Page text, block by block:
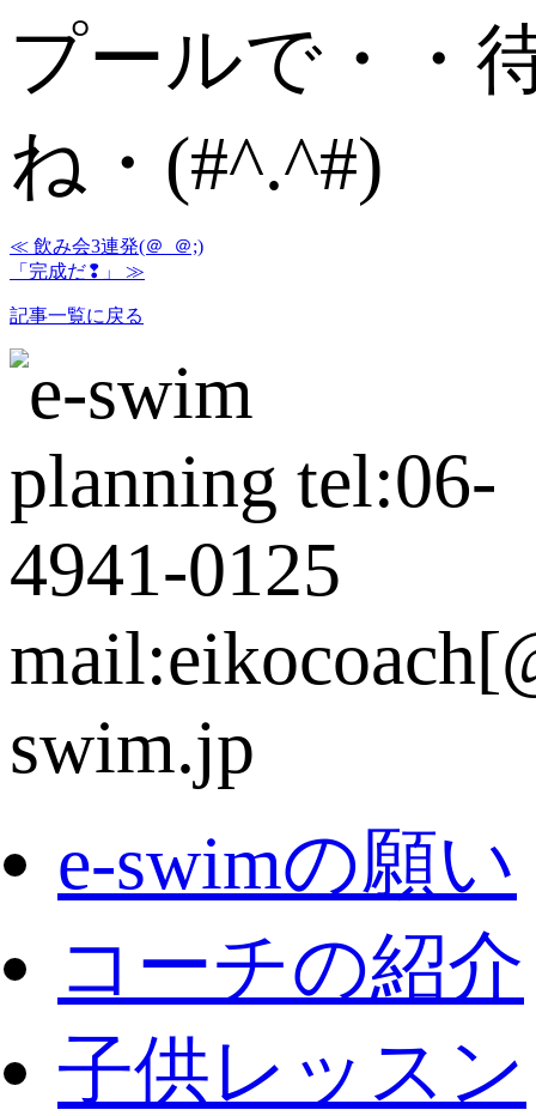
プールで・・
ね・(#^.^#)
≪ 飲み会3連発(＠_＠;)
「完成だ❢」 ≫
記事一覧に戻る
e-swimの願い
コーチの紹介
子供レッスン